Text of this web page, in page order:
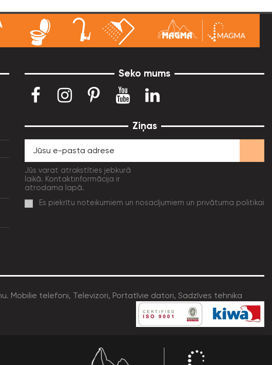
Seko mums
Ziņas
Jūs varat atrakstīties jebkurā
laikā. Kontaktinformācija ir
atrodama lapā.
Es piekrītu noteikumiem un nosacījumiem un privātuma politikai